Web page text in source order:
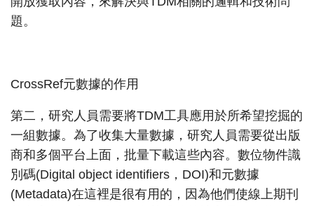
題。
CrossRef元數據的作用
第二，研究人員需要將TDM工具應用於所希望挖掘的
一組數據。為了收集大量數據，研究人員需要從出版
商和多個平台上面，批量下載這些內容。數位物件識
別碼(Digital object identifiers，DOI)和元數據
(Metadata)在這裡是很有用的，因為他們使線上期刊